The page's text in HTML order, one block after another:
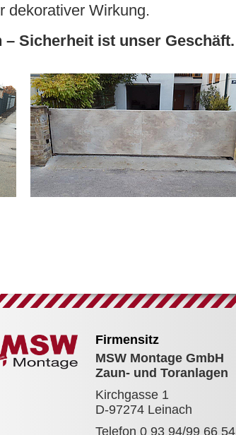
dekorativer Wirkung.
– Sicherheit ist unser Geschäft.
Firmensitz
MSW Montage GmbH
Zaun- und Toranlagen
Kirchgasse 1
D-97274 Leinach
Telefon 0 93 94/99 66 54